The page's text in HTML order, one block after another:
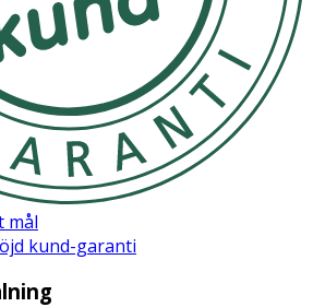
mål
kund-garanti